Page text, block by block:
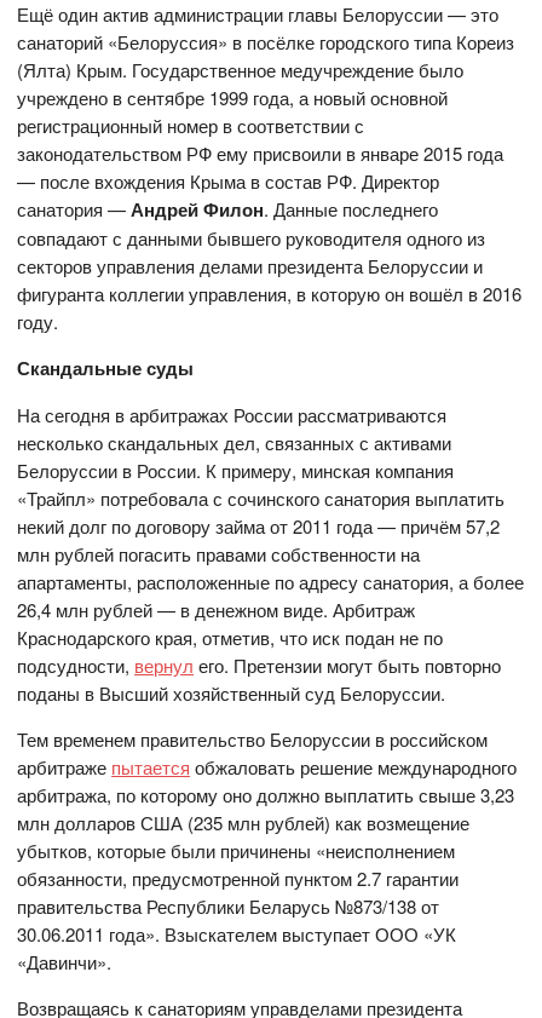
Ещё один актив администрации главы Белоруссии — это
санаторий «Белоруссия» в посёлке городского типа Кореиз
(Ялта) Крым. Государственное медучреждение было
учреждено в сентябре 1999 года, а новый основной
регистрационный номер в соответствии с
законодательством РФ ему присвоили в январе 2015 года
— после вхождения Крыма в состав РФ. Директор
санатория —Андрей Филон. Данные последнего
совпадают с данными бывшего руководителя одного из
секторов управления делами президента Белоруссии и
фигуранта коллегии управления, в которую он вошёл в 2016
году.
Скандальные суды
На сегодня в арбитражах России рассматриваются
несколько скандальных дел, связанных с активами
Белоруссии в России. К примеру, минская компания
«Трайпл» потребовала с сочинского санатория выплатить
некий долг по договору займа от 2011 года — причём 57,2
млн рублей погасить правами собственности на
апартаменты, расположенные по адресу санатория, а более
26,4 млн рублей — в денежном виде. Арбитраж
Краснодарского края, отметив, что иск подан не по
подсудности, вернул его. Претензии могут быть повторно
поданы в Высший хозяйственный суд Белоруссии.
Тем временем правительство Белоруссии в российском
арбитраже пытается обжаловать решение международного
арбитража, по которому оно должно выплатить свыше 3,23
млн долларов США (235 млн рублей) как возмещение
убытков, которые были причинены «неисполнением
обязанности, предусмотренной пунктом 2.7 гарантии
правительства Республики Беларусь №873/138 от
30.06.2011 года». Взыскателем выступает ООО «УК
«Давинчи».
Возвращаясь к санаториям управделами президента